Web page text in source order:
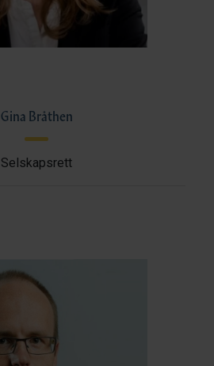
Gina Bråthen
Selskapsrett